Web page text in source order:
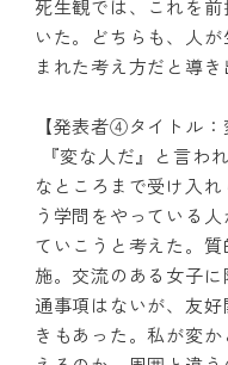
死生観では、これを
いた。どちらも、人
まれた考え方だと導き
【発表者④タイトル：
『変な人だ』と言わ
なところまで受け入
う学問をやっている
ていこうと考えた。
施。交流のある女子
通事項はないが、友
きもあった。私が変